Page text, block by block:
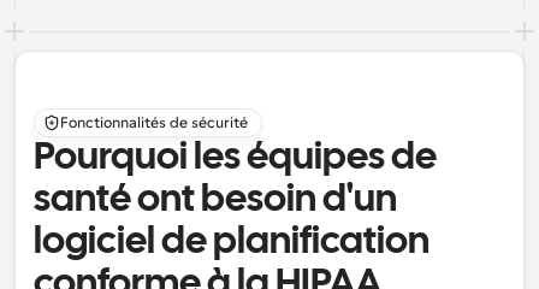
Fonctionnalités de sécurité
Pourquoi les équipes de
santé ont besoin d'un
logiciel de planification